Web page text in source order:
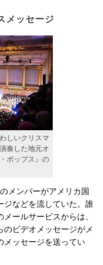
メッセージ
しいクリスマ
奏した地元オ
ポップス』の
メンバーがアメリカ国
ジなどを流していた。誰
ールサービスからは、
ビデオメッセージがメ
メッセージを送ってい